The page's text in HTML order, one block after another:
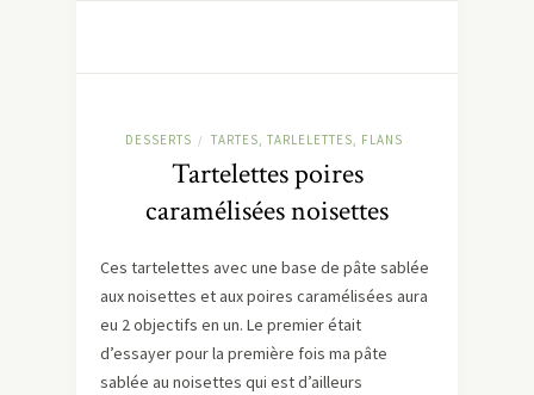
DESSERTS / TARTES, TARLELETTES, FLANS
Tartelettes poires
caramélisées noisettes
Ces tartelettes avec une base de pâte sablée
aux noisettes et aux poires caramélisées aura
eu 2 objectifs en un. Le premier était
d’essayer pour la première fois ma pâte
sablée au noisettes qui est d’ailleurs